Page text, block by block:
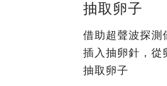
抽取卵子
借助超聲波探測
插入抽卵針，從
抽取卵子